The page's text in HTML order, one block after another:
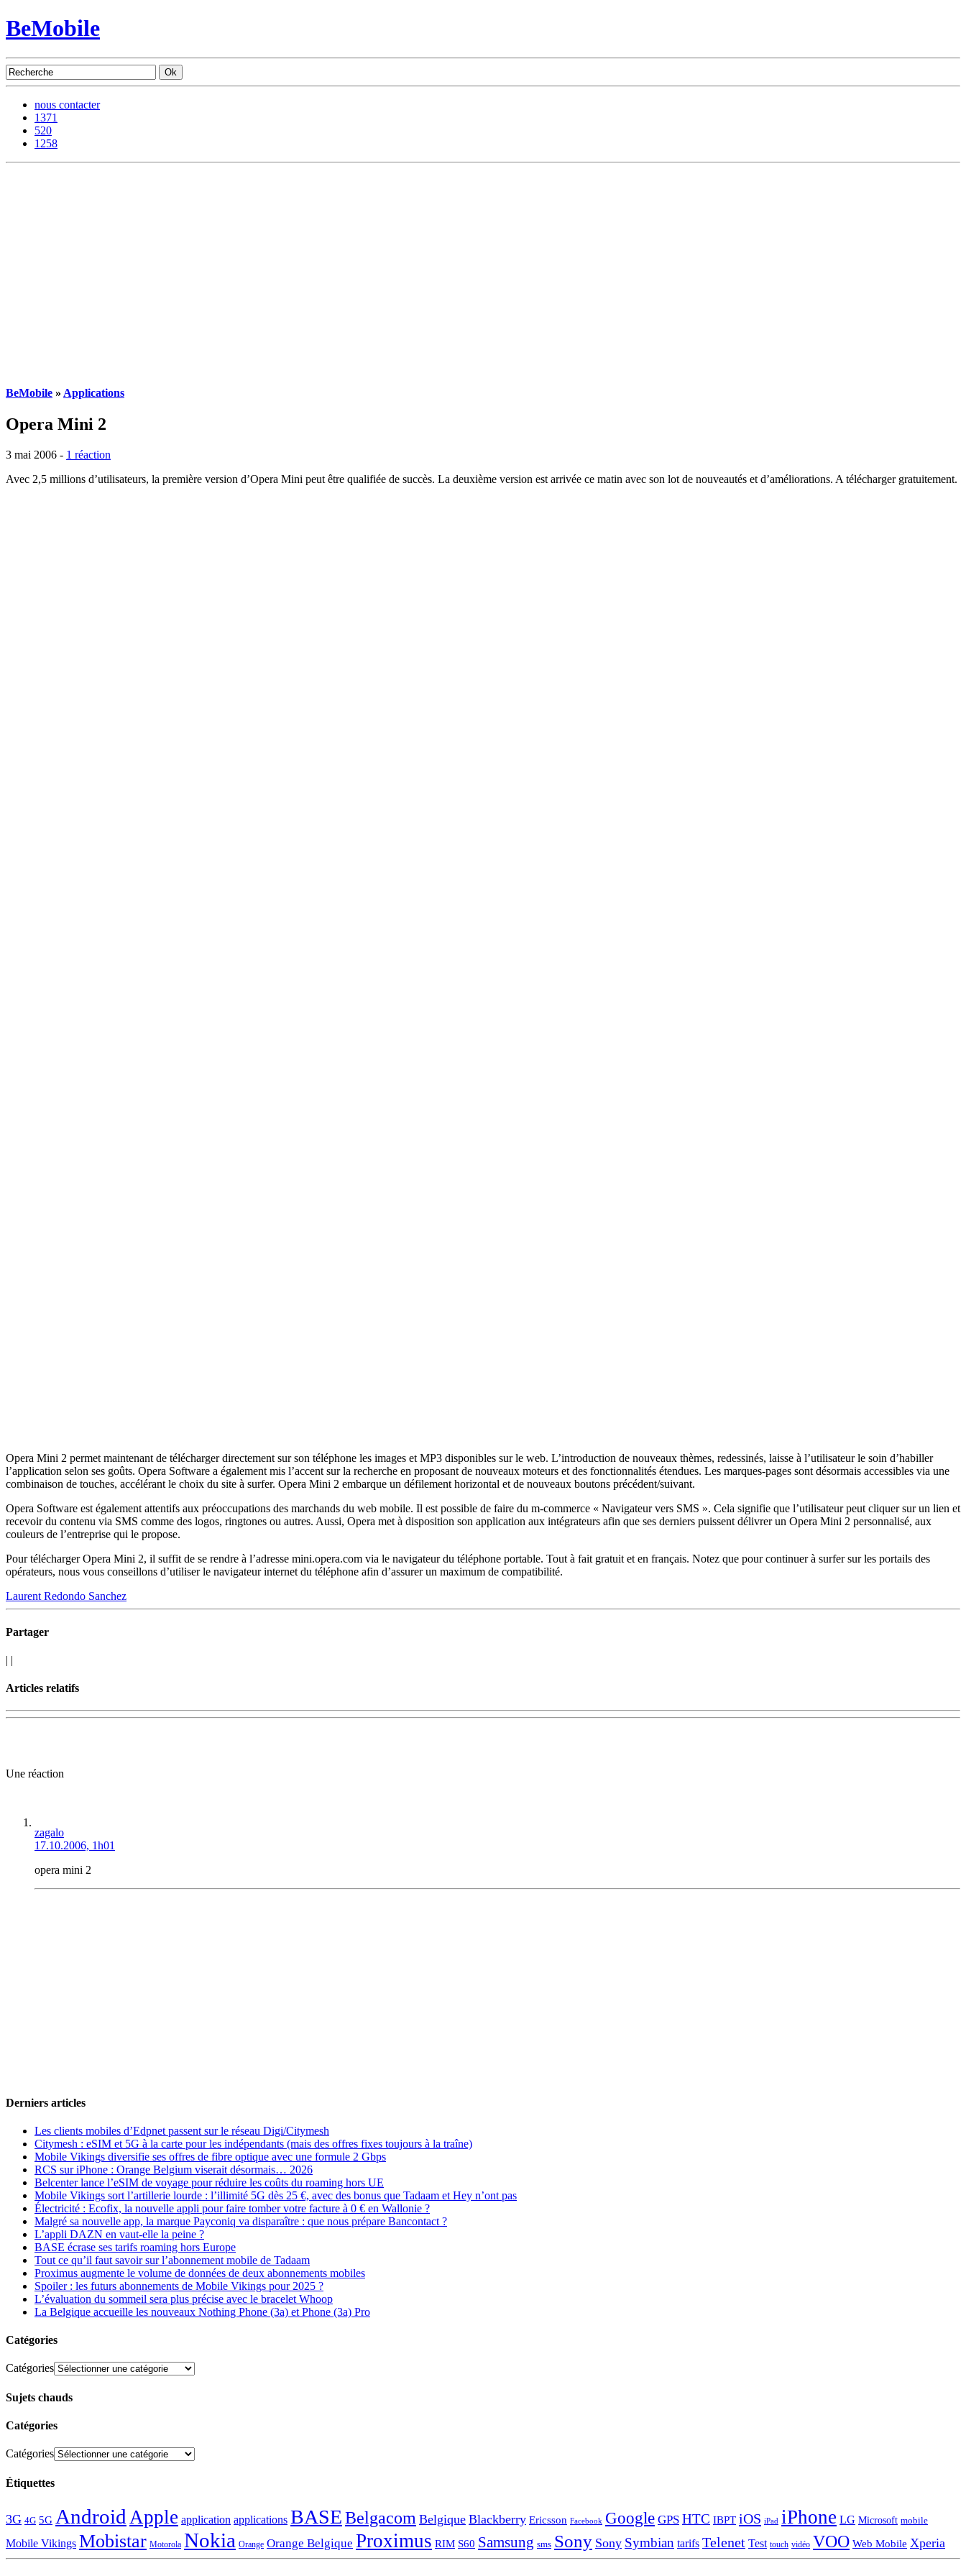
BeMobile
nous contacter
1371
520
1258
BeMobile » Applications
Opera Mini 2
3 mai 2006 - 1 réaction
Avec 2,5 millions d’utilisateurs, la première version d’Opera Mini peut être qualifiée de succès. La deuxième version est arrivée ce matin avec son lot de nouveautés et d’améliorations. A télécharger gratuitement.
Opera Mini 2 permet maintenant de télécharger directement sur son téléphone les images et MP3 disponibles sur le web. L’introduction de nouveaux thèmes, redessinés, laisse à l’utilisateur le soin d’habiller
l’application selon ses goûts. Opera Software a également mis l’accent sur la recherche en proposant de nouveaux moteurs et des fonctionnalités étendues. Les marques-pages sont désormais accessibles via une
combinaison de touches, accélérant le choix du site à surfer. Opera Mini 2 embarque un défilement horizontal et de nouveaux boutons précédent/suivant.
Opera Software est également attentifs aux préoccupations des marchands du web mobile. Il est possible de faire du m-commerce « Navigateur vers SMS ». Cela signifie que l’utilisateur peut cliquer sur un lien et
recevoir du contenu via SMS comme des logos, ringtones ou autres. Aussi, Opera met à disposition son application aux intégrateurs afin que ses derniers puissent délivrer un Opera Mini 2 personnalisé, aux
couleurs de l’entreprise qui le propose.
Pour télécharger Opera Mini 2, il suffit de se rendre à l’adresse mini.opera.com via le navigateur du téléphone portable. Tout à fait gratuit et en français. Notez que pour continuer à surfer sur les portails des
opérateurs, nous vous conseillons d’utiliser le navigateur internet du téléphone afin d’assurer un maximum de compatibilité.
Laurent Redondo Sanchez
Partager
| |
Articles relatifs
Une réaction
zagalo
17.10.2006, 1h01
opera mini 2
Derniers articles
Les clients mobiles d’Edpnet passent sur le réseau Digi/Citymesh
Citymesh : eSIM et 5G à la carte pour les indépendants (mais des offres fixes toujours à la traîne)
Mobile Vikings diversifie ses offres de fibre optique avec une formule 2 Gbps
RCS sur iPhone : Orange Belgium viserait désormais… 2026
Belcenter lance l’eSIM de voyage pour réduire les coûts du roaming hors UE
Mobile Vikings sort l’artillerie lourde : l’illimité 5G dès 25 €, avec des bonus que Tadaam et Hey n’ont pas
Électricité : Ecofix, la nouvelle appli pour faire tomber votre facture à 0 € en Wallonie ?
Malgré sa nouvelle app, la marque Payconiq va disparaître : que nous prépare Bancontact ?
L’appli DAZN en vaut-elle la peine ?
BASE écrase ses tarifs roaming hors Europe
Tout ce qu’il faut savoir sur l’abonnement mobile de Tadaam
Proximus augmente le volume de données de deux abonnements mobiles
Spoiler : les futurs abonnements de Mobile Vikings pour 2025 ?
L’évaluation du sommeil sera plus précise avec le bracelet Whoop
La Belgique accueille les nouveaux Nothing Phone (3a) et Phone (3a) Pro
Catégories
Catégories
Sujets chauds
Catégories
Catégories
Étiquettes
3G 4G 5G Android Apple application applications BASEBelgacom Belgique Blackberry Ericsson Facebook Google GPS HTC IBPT iOS iPad iPhone LG Microsoft mobile
Mobile Vikings Mobistar Motorola Nokia Orange Orange Belgique Proximus RIM S60 Samsung sms Sony Sony Symbian tarifs Telenet Test touch vidéo VOO Web Mobile Xperia